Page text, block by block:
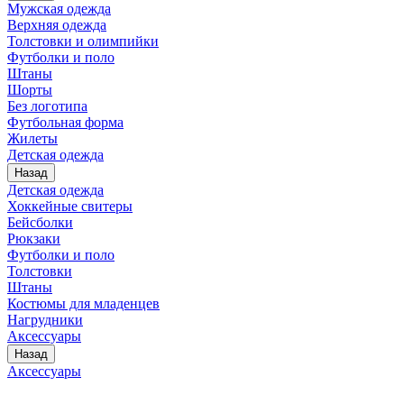
Мужская одежда
Верхняя одежда
Толстовки и олимпийки
Футболки и поло
Штаны
Шорты
Без логотипа
Футбольная форма
Жилеты
Детская одежда
Назад
Детская одежда
Хоккейные свитеры
Бейсболки
Рюкзаки
Футболки и поло
Толстовки
Штаны
Костюмы для младенцев
Нагрудники
Аксессуары
Назад
Аксессуары